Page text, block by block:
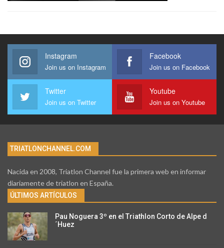
Instagram
Join us on Instagram
Facebook
Join us on Facebook
Twitter
Join us on Twitter
Youtube
Join us on Youtube
TRIATLONCHANNEL.COM
Nacida en 2008, Triatlon Channel fue la primera web en informar
diariamente de triatlon en España.
ÚLTIMOS ARTÍCULOS
Pau Noguera 3º en el Triathlon Corto de Alpe d
´Huez